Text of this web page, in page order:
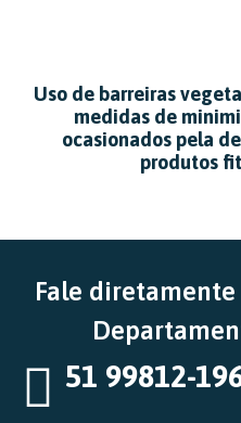
Uso de barreiras
medidas de
ocasionados pela
produtos
Fale diretamente
51 99812-